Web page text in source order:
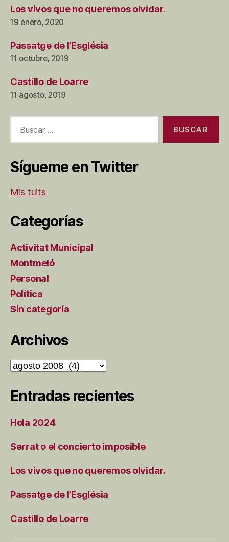
Los vivos que no queremos olvidar.
19 enero, 2020
Passatge de l’Església
11 octubre, 2019
Castillo de Loarre
11 agosto, 2019
Sígueme en Twitter
Mis tuits
Categorías
Activitat Municipal
Montmeló
Personal
Política
Sin categoría
Archivos
Archivos
Entradas recientes
Hola 2024
Serrat o el concierto imposible
Los vivos que no queremos olvidar.
Passatge de l’Església
Castillo de Loarre